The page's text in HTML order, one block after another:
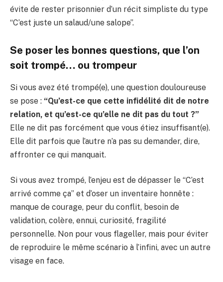
évite de rester prisonnier d’un récit simpliste du type
“C’est juste un salaud/une salope”.
Se poser les bonnes questions, que l’on
soit trompé… ou trompeur
Si vous avez été trompé(e), une question douloureuse
se pose : “Qu’est-ce que cette infidélité dit de notre
relation, et qu’est-ce qu’elle ne dit pas du tout ?”
Elle ne dit pas forcément que vous étiez insuffisant(e).
Elle dit parfois que l’autre n’a pas su demander, dire,
affronter ce qui manquait.
Si vous avez trompé, l’enjeu est de dépasser le “C’est
arrivé comme ça” et d’oser un inventaire honnête :
manque de courage, peur du conflit, besoin de
validation, colère, ennui, curiosité, fragilité
personnelle. Non pour vous flageller, mais pour éviter
de reproduire le même scénario à l’infini, avec un autre
visage en face.